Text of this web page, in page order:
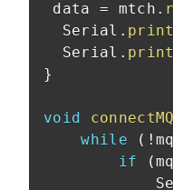
data = mtch .
  Serial
. print
  Serial
.
}
void
while
( !
if
(